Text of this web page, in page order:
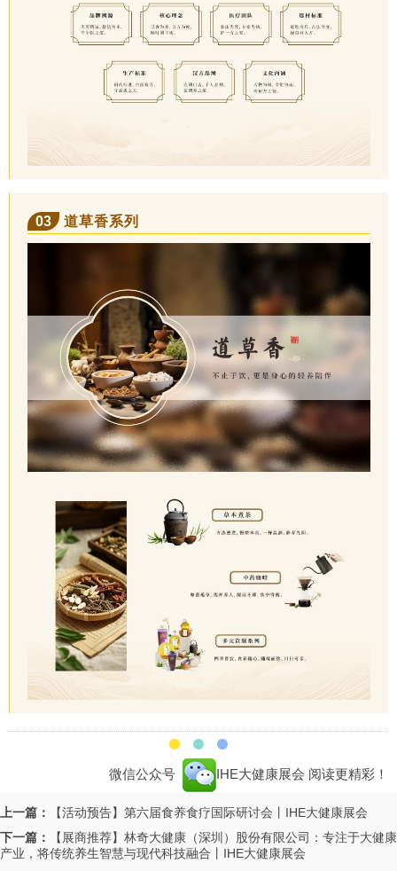
03 道草香系列
微信公众号 IHE大健康展会 阅读更精彩！
上一篇：
【活动预告】第六届食养食疗国际研讨会丨IHE大健康展会
下一篇：
【展商推荐】林奇大健康（深圳）股份有限公司：专注于大健康
产业，将传统养生智慧与现代科技融合丨IHE大健康展会